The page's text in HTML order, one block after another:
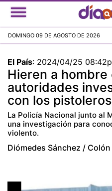
DOMINGO 09 DE AGOSTO DE 2026
El País: 2024/04/25
Hieren a hombre
autoridades
con los pistoleros
La Policía Nacional junto al
una investigación para
violento.
Diómedes Sánchez / Colón